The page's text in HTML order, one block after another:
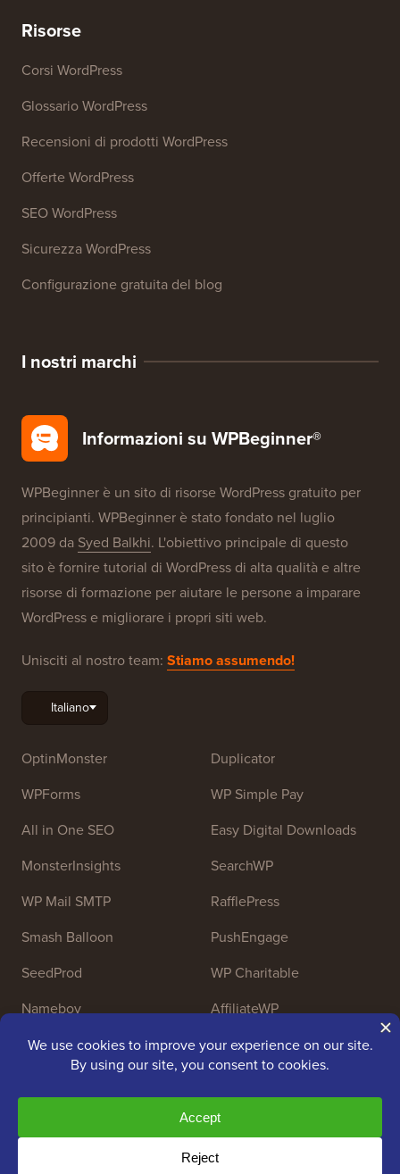
Risorse
Corsi WordPress
Glossario WordPress
Recensioni di prodotti WordPress
Offerte WordPress
SEO WordPress
Sicurezza WordPress
Configurazione gratuita del blog
I nostri marchi
Informazioni su WPBeginner®
WPBeginner è un sito di risorse WordPress gratuito per
principianti. WPBeginner è stato fondato nel luglio
2009 da Syed Balkhi. L'obiettivo principale di questo
sito è fornire tutorial di WordPress di alta qualità e altre
risorse di formazione per aiutare le persone a imparare
WordPress e migliorare i propri siti web.
Unisciti al nostro team: Stiamo assumendo!
OptinMonster
WPForms
All in One SEO
MonsterInsights
WP Mail SMTP
Smash Balloon
SeedProd
Nameboy
Duplicator
WP Simple Pay
Easy Digital Downloads
SearchWP
RafflePress
PushEngage
WP Charitable
AffiliateWP
Copyright © 2009 - 2026 WPBeginner LLC. Tutti i diritti
riservati. WPBeginner® è un marchio registrato.
Awesome Motive|Hosting WordPress